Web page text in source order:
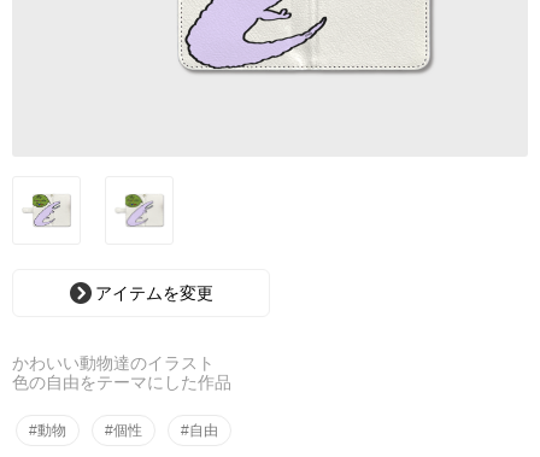
アイテムを変更
かわいい動物達のイラスト
色の自由をテーマにした作品
#動物 #個性 #自由